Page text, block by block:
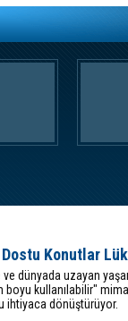
Dostu Konutlar
ve dünyada uzayan
boyu kullanılabilir"
ihtiyaca dönüştürüyor.